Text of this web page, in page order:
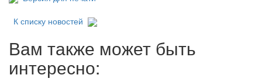
К списку новостей
Вам также может быть
интересно: